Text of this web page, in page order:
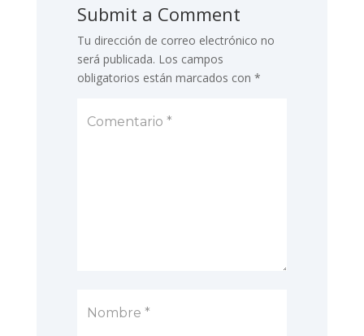
Submit a Comment
Tu dirección de correo electrónico no
será publicada. Los campos
obligatorios están marcados con *